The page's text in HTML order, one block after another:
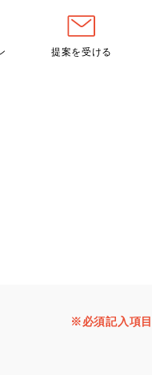
提案を受ける
※必須記入項目